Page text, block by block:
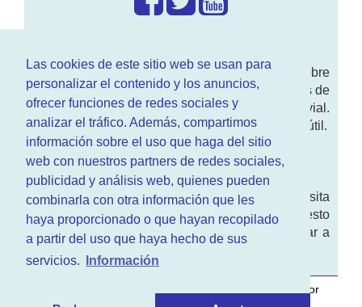
Las cookies de este sitio web se usan para
personalizar el contenido y los anuncios,
ofrecer funciones de redes sociales y
analizar el tráfico. Además, compartimos
información sobre el uso que haga del sitio
web con nuestros partners de redes sociales,
publicidad y análisis web, quienes pueden
combinarla con otra información que les
haya proporcionado o que hayan recopilado
a partir del uso que haya hecho de sus
servicios.
Información
Enwww.RenovarCarnet.comTe contamos sobre
larenovación del permisode conducir, noticias de
actualidad motor y sobre todo seguridad vial.
Ademas tenemos todo tipo de información DGT útil.
¿Quienes somos?
Quieres saber quien mantiene la pagina, visita
nuestrasección de contacto. Aquí tienes nuesto
aviso legal
. Basicamente no queremos engañar a
nadie.
por